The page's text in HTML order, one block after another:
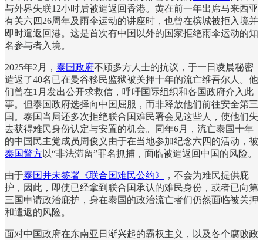
与外界失联12小时后被遣返回香港。黄在前一年出席马来西亚
有关六四26周年及雨伞运动的讲座时，也曾在槟城被拒入境并
即时遣返回港。这是首次有中国以外的国家拒绝雨伞运动的知
名参与者入境。
2025年2月， 泰国政府不顾多方人士的抗议，于一日凌晨秘密
遣返了40名已在曼谷移民监狱被关押十年的流亡维吾尔人。他
们曾在1月发出公开求救信，呼吁国际组织和各国政府介入此
事。但泰国政府选择向中国屈服，而非释放他们前往安全第三
国。泰国当局还多次拒绝联合国难民署会见这些人，使他们失
去获得难民身份认定与安置的机会。同年6月，流亡泰国十年
的中国民主党成员周俊义由于在当地参加纪念六四的活动，被
泰国警方以“非法滞留”罪名抓捕，面临被遣返回中国的风险。
由于泰国并未签署《联合国难民公约》
，不会为难民提供庇
护，因此，即使已经拿到联合国承认的难民身份，或者已向第
三国申请政治庇护，身在泰国的政治流亡者们仍然面临被关押
和遣返的风险。
面对中国政府在东南亚日渐兴起的霸权主义，以及各个腐败政